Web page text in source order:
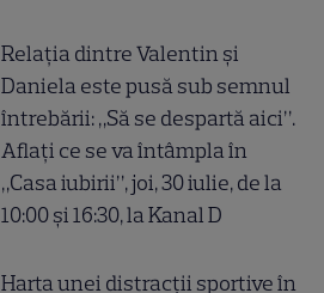
Relația dintre Valentin și
Daniela este pusă sub semnul
întrebării: „Să se despartă aici”.
Aflați ce se va întâmpla în
„Casa iubirii”, joi, 30 iulie, de la
10:00 și 16:30, la Kanal D
Harta unei distracții sportive în